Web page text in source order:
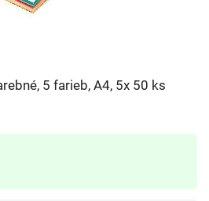
5 farieb, A4, 5x 50 ks